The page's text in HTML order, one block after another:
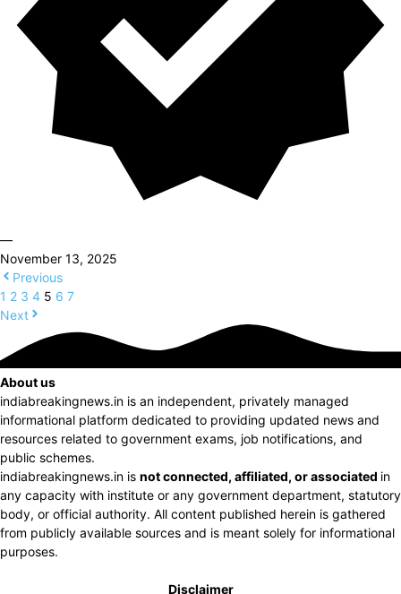
—
November 13, 2025
Previous
1 2 3 4 5 6 7
Next
About us
indiabreakingnews.in is an independent, privately managed
informational platform dedicated to providing updated news and
resources related to government exams, job notifications, and
public schemes.
indiabreakingnews.in is not connected, affiliated, or associated in
any capacity with institute or any government department, statutory
body, or official authority. All content published herein is gathered
from publicly available sources and is meant solely for informational
purposes.
Disclaimer